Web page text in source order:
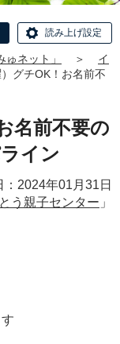
読み上げ設定
ネット」 ＞
イ
グチOK！お名前不
名前不要の
イン
2024年01月31日
う親子センター 」